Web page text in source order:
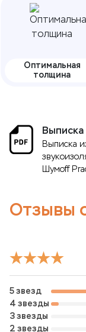
Оптимальная
толщина
Выписка
Выписка
Шумоff
Отзывы
5 звезд
4 звезды
3 звезды
2 звезды